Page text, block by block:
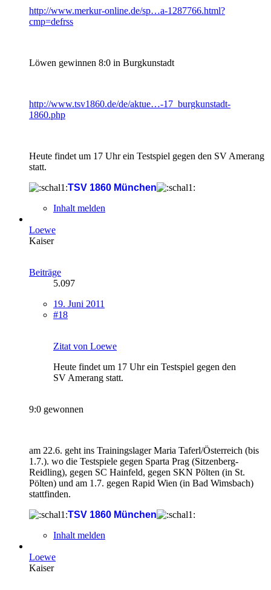
http://www.merkur-online.de/sp…a-1287766.html?
cmp=defrss
Löwen gewinnen 8:0 in Burgkunstadt
http://www.tsv1860.de/de/aktue…-17_burgkunstadt-
1860.php
Heute findet um 17 Uhr ein Testspiel gegen den SV Amerang
statt.
TSV 1860 München
Inhalt melden
Loewe
Kaiser
Beiträge
5.097
19. Juni 2011
#18
Zitat von Loewe
Heute findet um 17 Uhr ein Testspiel gegen den
SV Amerang statt.
9:0 gewonnen
am 22.6. geht ins Trainingslager Maria Taferl/Österreich (bis
1.7.). wo die Testspiele gegen Sparta Prag (Sitzenberg-
Reidling), gegen SC Hainfeld, gegen SKN Pölten (in St.
Pölten) und am 1.7. gegen Rapid Wien (in Bad Wimsbach)
stattfinden.
TSV 1860 München
Inhalt melden
Loewe
Kaiser